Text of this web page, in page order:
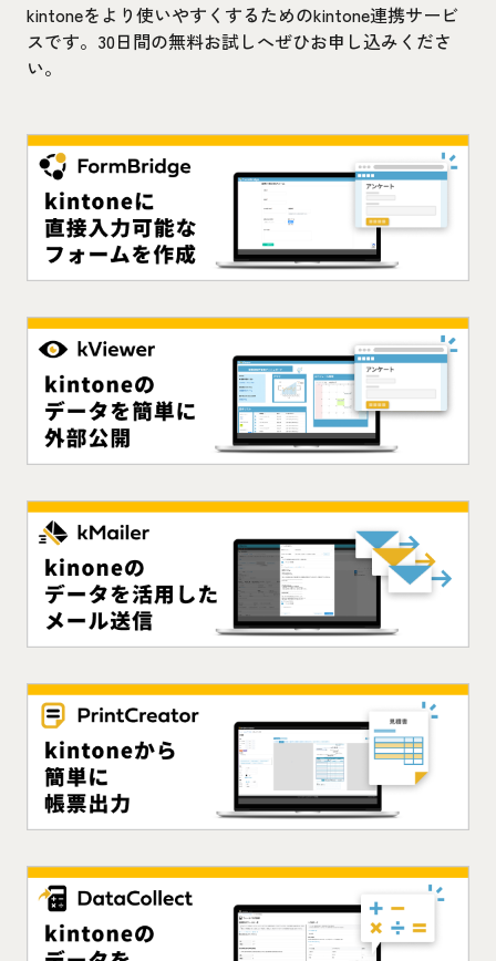
kintoneをより使いやすくするためのkintone連携サービ
スです。30日間の無料お試しへぜひお申し込みくださ
い。